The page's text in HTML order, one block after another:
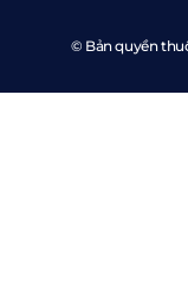
© Bản quyền